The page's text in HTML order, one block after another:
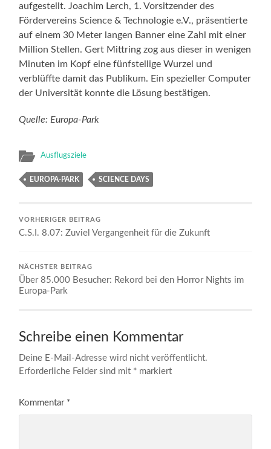
aufgestellt. Joachim Lerch, 1. Vorsitzender des
Fördervereins Science & Technologie e.V., präsentierte
auf einem 30 Meter langen Banner eine Zahl mit einer
Million Stellen. Gert Mittring zog aus dieser in wenigen
Minuten im Kopf eine fünfstellige Wurzel und
verblüffte damit das Publikum. Ein spezieller Computer
der Universität konnte die Lösung bestätigen.
Quelle: Europa-Park
Ausflugsziele
EUROPA-PARK SCIENCE DAYS
VORHERIGER BEITRAG
C.S.I. 8.07: Zuviel Vergangenheit für die Zukunft
NÄCHSTER BEITRAG
Über 85.000 Besucher: Rekord bei den Horror Nights im
Europa-Park
Schreibe einen Kommentar
Deine E-Mail-Adresse wird nicht veröffentlicht.
Erforderliche Felder sind mit * markiert
Kommentar *